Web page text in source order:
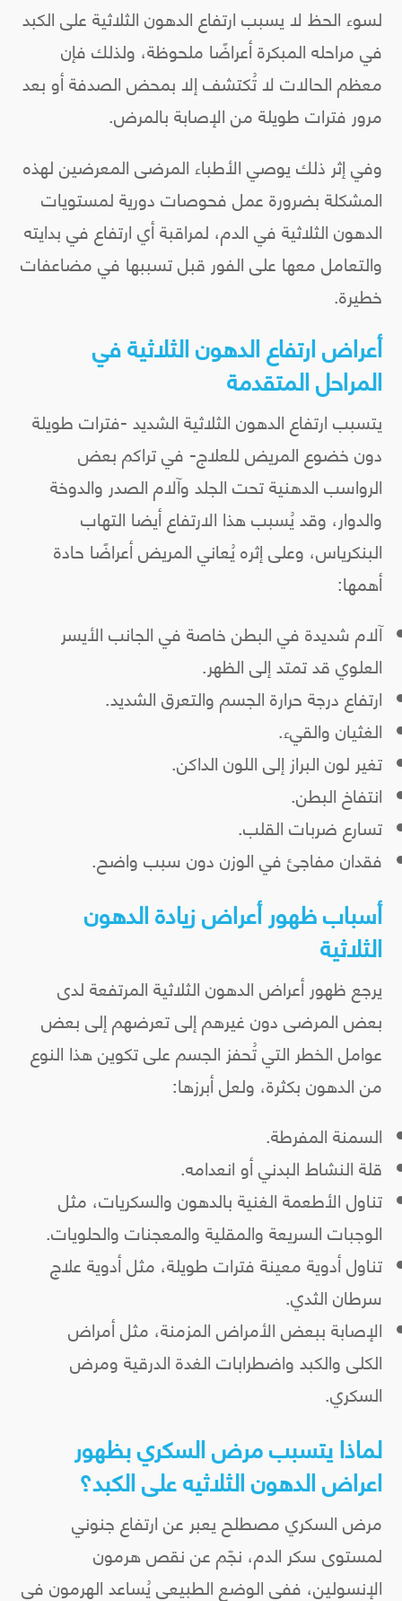
لسوء الحظ لا يسبب ارتفاع الدهون الثلاثية على الكبد
في مراحله المبكرة أعراضًا ملحوظة، ولذلك فإن
معظم الحالات لا تُكتشف إلا بمحض الصدفة أو بعد
مرور فترات طويلة من الإصابة بالمرض.
وفي إثر ذلك يوصي الأطباء المرضى المعرضين لهذه
المشكلة بضرورة عمل فحوصات دورية لمستويات
الدهون الثلاثية في الدم، لمراقبة أي ارتفاع في بدايته
والتعامل معها على الفور قبل تسببها في مضاعفات
خطيرة.
أعراض ارتفاع الدهون الثلاثية في
المراحل المتقدمة
يتسبب ارتفاع الدهون الثلاثية الشديد -فترات طويلة
دون خضوع المريض للعلاج- في تراكم بعض
الرواسب الدهنية تحت الجلد وآلام الصدر والدوخة
والدوار، وقد يُسبب هذا الارتفاع أيضا التهاب
البنكرياس، وعلى إثره يُعاني المريض أعراضًا حادة
أهمها:
آلام شديدة في البطن خاصة في الجانب الأيسر
العلوي قد تمتد إلى الظهر.
ارتفاع درجة حرارة الجسم والتعرق الشديد.
الغثيان والقيء.
تغير لون البراز إلى اللون الداكن.
انتفاخ البطن.
تسارع ضربات القلب.
فقدان مفاجئ في الوزن دون سبب واضح.
أسباب ظهور أعراض زيادة الدهون
الثلاثية
يرجع ظهور أعراض الدهون الثلاثية المرتفعة لدى
بعض المرضى دون غيرهم إلى تعرضهم إلى بعض
عوامل الخطر التي تُحفز الجسم على تكوين هذا النوع
من الدهون بكثرة، ولعل أبرزها:
السمنة المفرطة.
قلة النشاط البدني أو انعدامه.
تناول الأطعمة الغنية بالدهون والسكريات، مثل
الوجبات السريعة والمقلية والمعجنات والحلويات.
تناول أدوية معينة فترات طويلة، مثل أدوية علاج
سرطان الثدي.
الإصابة ببعض الأمراض المزمنة، مثل أمراض
الكلى والكبد واضطرابات الغدة الدرقية ومرض
السكري.
لماذا يتسبب مرض السكري بظهور
اعراض الدهون الثلاثيه على الكبد؟
مرض السكري مصطلح يعبر عن ارتفاع جنوني
لمستوى سكر الدم، نجّم عن نقص هرمون
الإنسولين، ففي الوضع الطبيعي يُساعد الهرمون في